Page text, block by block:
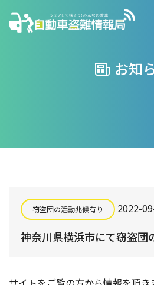
お知
窃盗団の活動兆候有り 2022-
神奈川県横浜市にて窃盗団